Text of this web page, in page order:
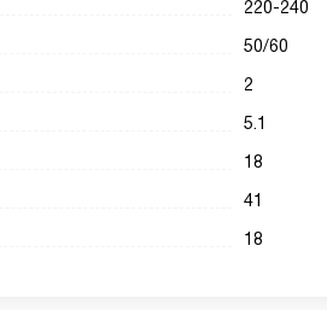
220-240
50/60
2
5.1
18
41
18